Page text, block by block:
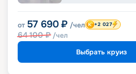
от 57 690 ₽ /чел
64 100₽ /чел
+2 027
Выбрать круиз